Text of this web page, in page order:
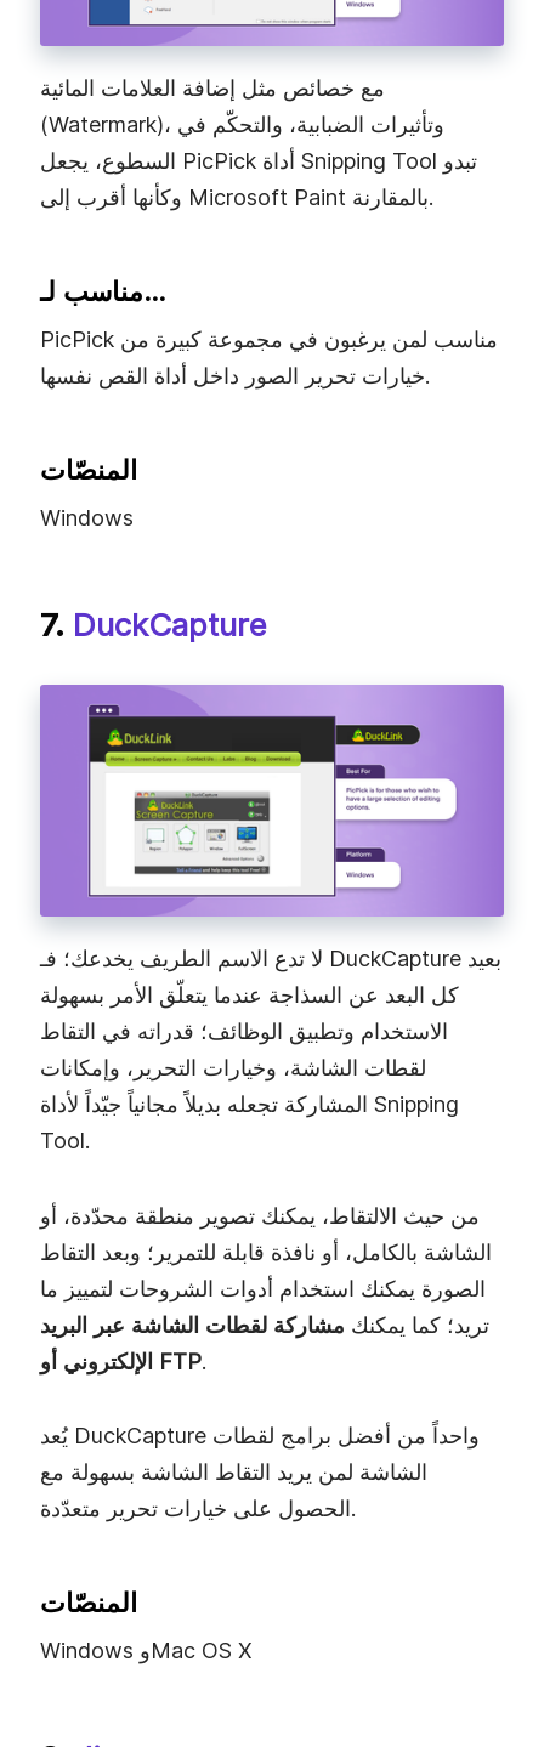
مع خصائص مثل إضافة العلامات المائية
(Watermark)، وتأثيرات الضبابية، والتحكّم في
السطوع، يجعل PicPick أداة Snipping Tool تبدو
وكأنها أقرب إلى Microsoft Paint بالمقارنة.
مناسب لـ…
PicPick مناسب لمن يرغبون في مجموعة كبيرة من
خيارات تحرير الصور داخل أداة القص نفسها.
المنصّات
Windows
7. DuckCapture
لا تدع الاسم الطريف يخدعك؛ فـ DuckCapture بعيد
كل البعد عن السذاجة عندما يتعلّق الأمر بسهولة
الاستخدام وتطبيق الوظائف؛ قدراته في التقاط
لقطات الشاشة، وخيارات التحرير، وإمكانات
المشاركة تجعله بديلاً مجانياً جيّداً لأداة Snipping
Tool.
من حيث الالتقاط، يمكنك تصوير منطقة محدّدة، أو
الشاشة بالكامل، أو نافذة قابلة للتمرير؛ وبعد التقاط
الصورة يمكنك استخدام أدوات الشروحات لتمييز ما
تريد؛ كما يمكنك مشاركة لقطات الشاشة عبر البريد
الإلكتروني أو FTP.
يُعد DuckCapture واحداً من أفضل برامج لقطات
الشاشة لمن يريد التقاط الشاشة بسهولة مع
الحصول على خيارات تحرير متعدّدة.
المنصّات
Windows وMac OS X